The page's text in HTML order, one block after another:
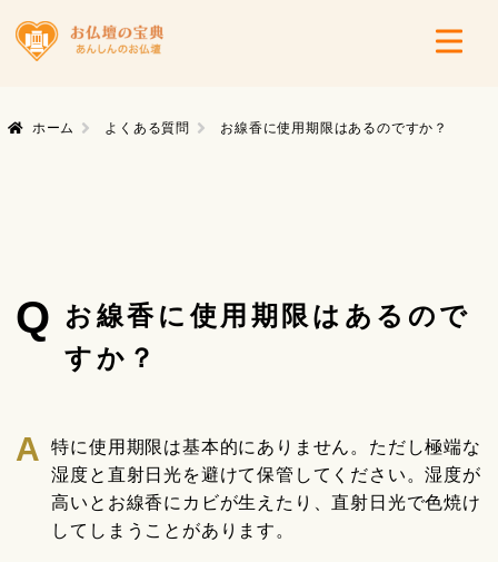
ホーム よくある質問 お線香に使用期限はあるのですか？
Q お線香に使用期限はあるので
すか？
特に使用期限は基本的にありません。ただし極端な
湿度と直射日光を避けて保管してください。湿度が
高いとお線香にカビが生えたり、直射日光で色焼け
してしまうことがあります。